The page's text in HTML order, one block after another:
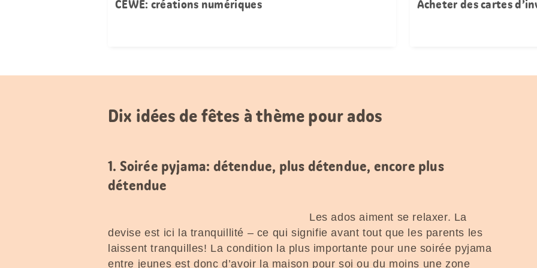
CEWE: créations numériques Acheter des cartes
Dix idées de fêtes à thème pour ados
1. Soirée pyjama: détendue, plus détendue, encore plus
détendue
Les ados aiment se relaxer. La
devise est ici la tranquillité – ce qui signifie avant tout que les parents les
laissent tranquilles! La condition la plus importante pour une soirée pyjama
entre jeunes est donc d’avoir la maison pour soi ou du moins une zone